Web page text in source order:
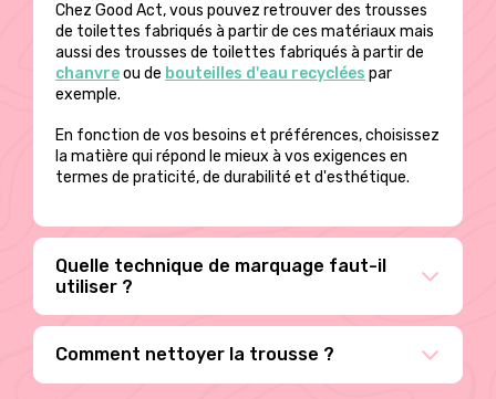
Chez Good Act, vous pouvez retrouver des trousses
de toilettes fabriqués à partir de ces matériaux mais
aussi des trousses de toilettes fabriqués à partir de
chanvreou de bouteilles d'eau recyclées par
exemple.
En fonction de vos besoins et préférences, choisissez
la matière qui répond le mieux à vos exigences en
termes de praticité, de durabilité et d'esthétique.
Quelle technique de marquage faut-il
utiliser ?
Comment nettoyer la trousse ?